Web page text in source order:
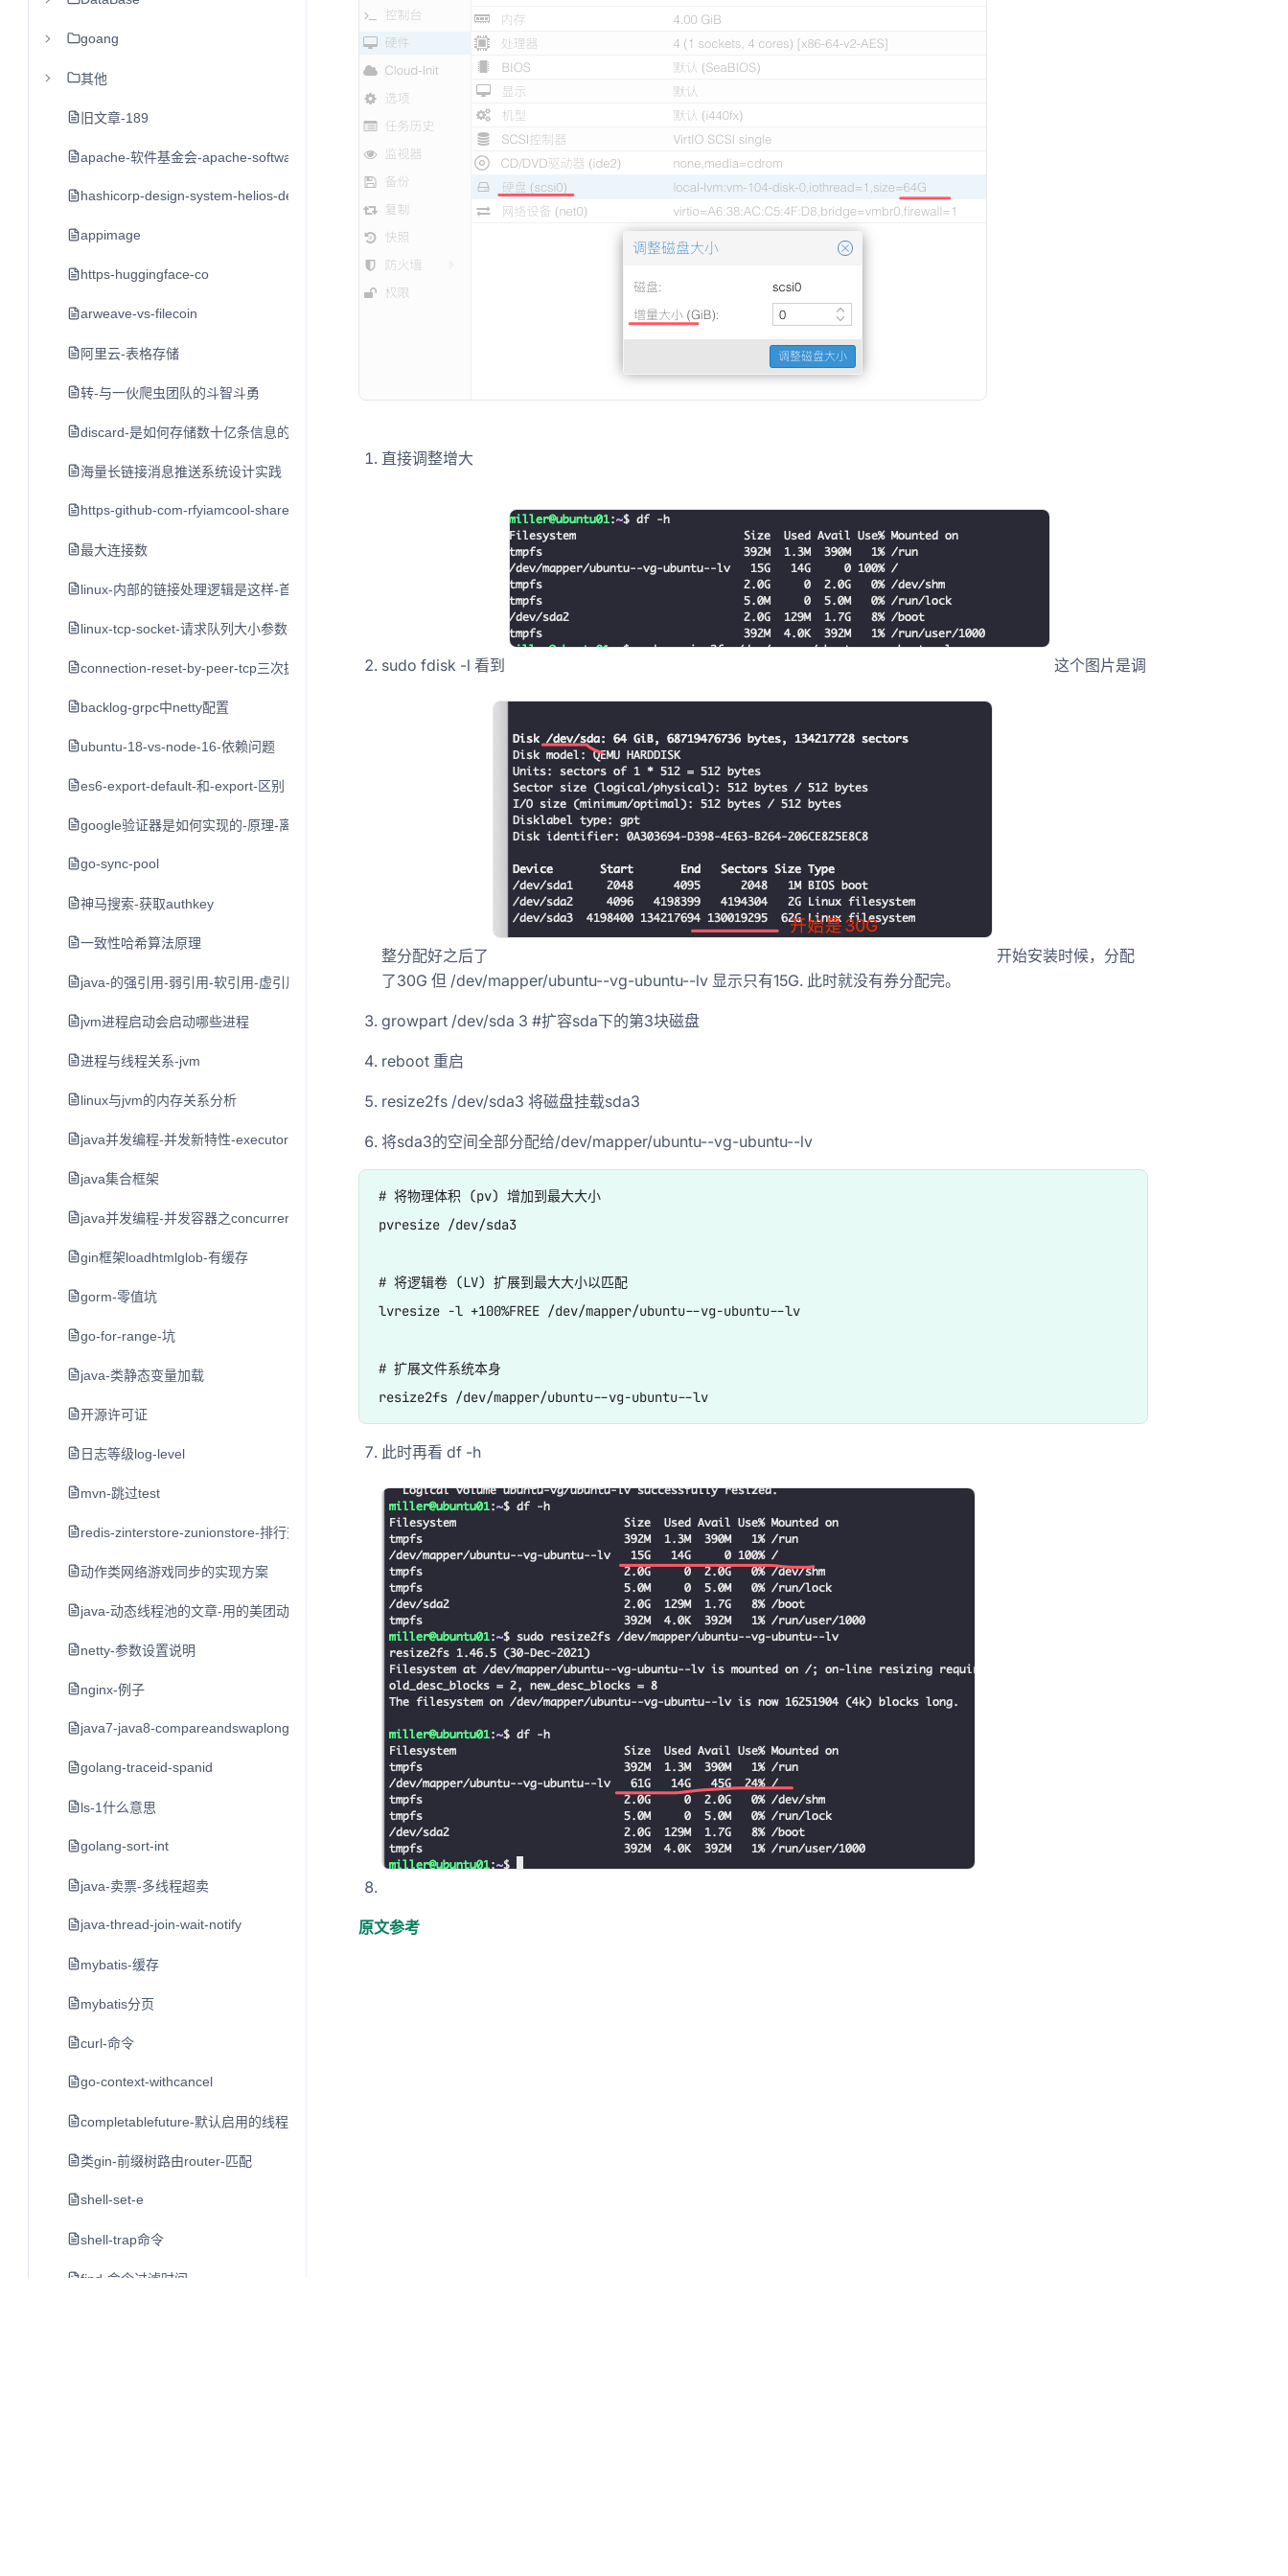
goang
其他
旧文章-189
apache-软件基金会-apache-software-foundation-asf
hashicorp-design-system-helios-design-system
appimage
https-huggingface-co
arweave-vs-filecoin
阿里云-表格存储
转-与一伙爬虫团队的斗智斗勇
discard-是如何存储数十亿条信息的-by-bo-ingram-cointime
海量长链接消息推送系统设计实践
https-github-com-rfyiamcool-share-ppt
最大连接数
linux-内部的链接处理逻辑是这样-首先接到-syn-后-创立一个-sock-放入半连接队列-然后回复-syn-ack-三次握手完毕后-放入全链接队列-ac
linux-tcp-socket-请求队列大小参数-backlog
connection-reset-by-peer-tcp三次握手后服务端发送rst
backlog-grpc中netty配置
ubuntu-18-vs-node-16-依赖问题
es6-export-default-和-export-区别
google验证器是如何实现的-原理-离线使用
go-sync-pool
神马搜索-获取authkey
一致性哈希算法原理
java-的强引用-弱引用-软引用-虚引用
jvm进程启动会启动哪些进程
进程与线程关系-jvm
linux与jvm的内存关系分析
java并发编程-并发新特性-executor框架与线程池
java集合框架
java并发编程-并发容器之concurrenthashmap
gin框架loadhtmlglob-有缓存
gorm-零值坑
go-for-range-坑
java-类静态变量加载
开源许可证
日志等级log-level
mvn-跳过test
redis-zinterstore-zunionstore-排行交集并集
动作类网络游戏同步的实现方案
java-动态线程池的文章-用的美团动态线程池
netty-参数设置说明
nginx-例子
java7-java8-compareandswaplong-longadder
golang-traceid-spanid
ls-1什么意思
golang-sort-int
java-卖票-多线程超卖
java-thread-join-wait-notify
mybatis-缓存
mybatis分页
curl-命令
go-context-withcancel
completablefuture-默认启用的线程池
类gin-前缀树路由router-匹配
shell-set-e
shell-trap命令
find-命令过滤时间
直接调整增大
sudo fdisk -l 看到 这个图片是调
整分配好之后了
开始安装时候，分配
了30G 但 /dev/mapper/ubuntu--vg-ubuntu--lv 显示只有15G. 此时就没有券分配完。
growpart /dev/sda 3 #扩容sda下的第3块磁盘
reboot 重启
resize2fs /dev/sda3 将磁盘挂载sda3
将sda3的空间全部分配给/dev/mapper/ubuntu--vg-ubuntu--lv
# 将物理体积 (pv) 增加到最大大小
pvresize /dev/sda3
# 将逻辑卷 (LV) 扩展到最大大小以匹配
lvresize -l +100%FREE /dev/mapper/ubuntu--vg-ubuntu--lv
# 扩展文件系统本身
resize2fs /dev/mapper/ubuntu--vg-ubuntu--lv
此时再看 df -h
原文参考